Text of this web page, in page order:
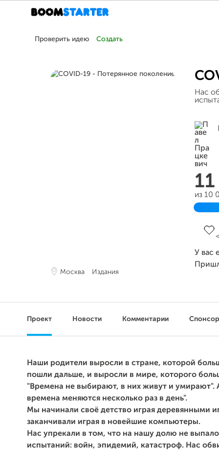
Проверить идею Создать
Москва Издания
Нас
из 10
У вас
Проект Новости Комментарии
Наши родители выросли в стране, которой
пошли дальше, и выросли в мире, которого
"Времена не выбирают, в них живут и умирают".
времена меняются несколько раз в день".
Мы начинали своё детство играя деревянными
заканчивали играя в новейшие компьютеры.
Нас упрекали в том, что на нашу долю не
испытаний: войн, эпидемий, катастроф. Нас